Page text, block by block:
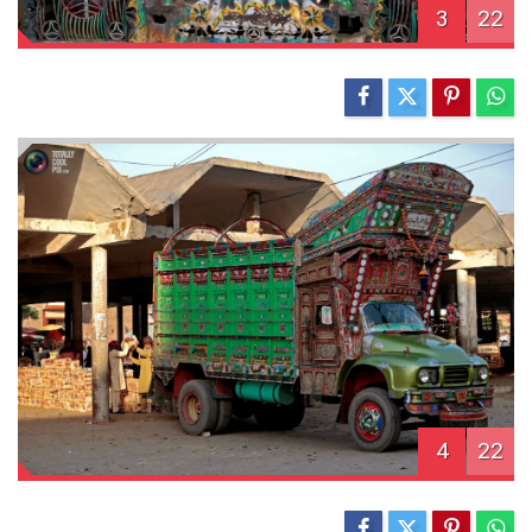
3 22
4 22